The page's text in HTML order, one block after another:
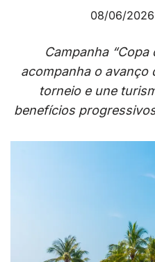
08/06/2026
Campanha “Copa
acompanha o avanço
torneio e une
benefícios